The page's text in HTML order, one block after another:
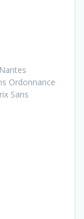
Ordonnance
Sans